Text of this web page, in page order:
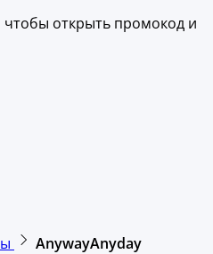
чтобы открыть промокод и
AnywayAnyday